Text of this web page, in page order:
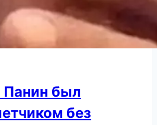
Панин был
без